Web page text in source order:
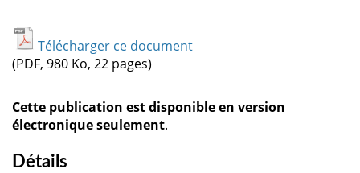
Télécharger ce document
(PDF, 980 Ko, 22 pages)
Cette publication est disponible en version
électronique seulement.
Détails